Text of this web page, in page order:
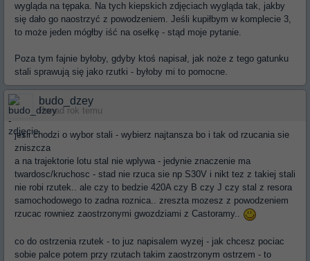
wygląda na tępaka. Na tych kiepskich zdjęciach wygląda tak, jakby
się dało go naostrzyć z powodzeniem. Jeśli kupiłbym w komplecie 3,
to może jeden mógłby iść na osełkę - stąd moje pytanie.
Poza tym fajnie byłoby, gdyby ktoś napisał, jak noże z tego gatunku
stali sprawują się jako rzutki - byłoby mi to pomocne.
budo_dzey
Ponad rok temu
jesli chodzi o wybor stali - wybierz najtansza bo i tak od rzucania sie
zniszcza
a na trajektorie lotu stal nie wplywa - jedynie znaczenie ma
twardosc/kruchosc - stad nie rzuca sie np S30V i nikt tez z takiej stali
nie robi rzutek.. ale czy to bedzie 420A czy B czy J czy stal z resora
samochodowego to zadna roznica.. zreszta mozesz z powodzeniem
rzucac rowniez zaostrzonymi gwozdziami z Castoramy..
co do ostrzenia rzutek - to juz napisalem wyzej - jak chcesz pociac
sobie palce potem przy rzutach takim zaostrzonym ostrzem - to